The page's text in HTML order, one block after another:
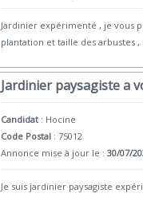
Jardinier expérimenté , je vous
plantation et taille des arbustes
Jardinier paysagiste a
Candidat : Hocine
Code Postal : 75012
Annonce mise à jour le :30/07/
Je suis jardinier paysagiste